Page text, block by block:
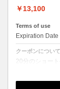
￥13,100
Terms of use
Expiration Date
クーポンについて
20分のショート
トリートメン
クイックトリ